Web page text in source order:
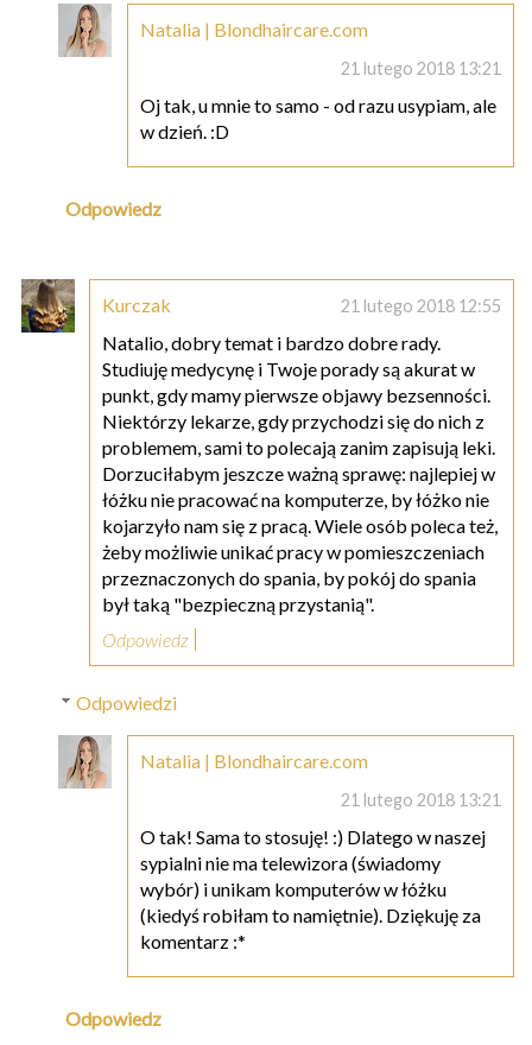
Natalia | Blondhaircare.com
21 lutego 2018 13:21
Oj tak, u mnie to samo - od razu usypiam, ale
w dzień. :D
Odpowiedz
Kurczak 21 lutego 2018 12:55
Natalio, dobry temat i bardzo dobre rady.
Studiuję medycynę i Twoje porady są akurat w
punkt, gdy mamy pierwsze objawy bezsenności.
Niektórzy lekarze, gdy przychodzi się do nich z
problemem, sami to polecają zanim zapisują leki.
Dorzuciłabym jeszcze ważną sprawę: najlepiej w
łóżku nie pracować na komputerze, by łóżko nie
kojarzyło nam się z pracą. Wiele osób poleca też,
żeby możliwie unikać pracy w pomieszczeniach
przeznaczonych do spania, by pokój do spania
był taką "bezpieczną przystanią".
Odpowiedz
Odpowiedzi
Natalia | Blondhaircare.com
21 lutego 2018 13:21
O tak! Sama to stosuję! :) Dlatego w naszej
sypialni nie ma telewizora (świadomy
wybór) i unikam komputerów w łóżku
(kiedyś robiłam to namiętnie). Dziękuję za
komentarz :*
Odpowiedz